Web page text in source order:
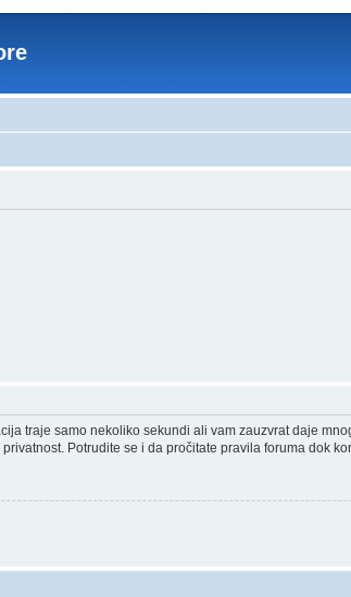
traje samo nekoliko sekundi ali vam zauzvrat daje
Potrudite se i da pročitate pravila foruma dok